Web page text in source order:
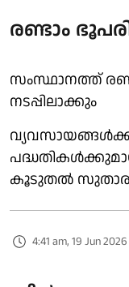
രണ്ടാം
സംസ്ഥാനത്ത്
നടപ്പിലാക്കും
കൂടുതൽ
4:41 am, 19 Jun 2026